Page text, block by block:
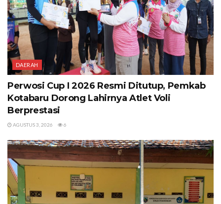
DAERAH
Perwosi Cup I 2026 Resmi Ditutup, Pemkab
Kotabaru Dorong Lahirnya Atlet Voli
Berprestasi
AGUSTUS 3, 2026 6